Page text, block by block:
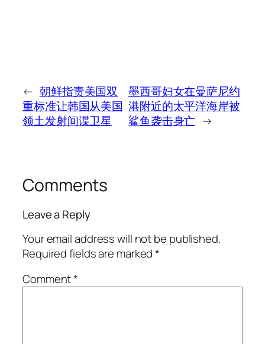
← 朝鲜指责美国双
重标准让韩国从美国
领土发射间谍卫星
墨西哥妇女在曼萨尼约
港附近的太平洋海岸被
鲨鱼袭击身亡 →
Comments
Leave a Reply
Your email address will not be published.
Required fields are marked*
Comment*